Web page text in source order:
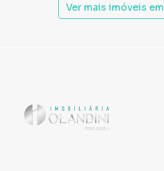
Ver mais imóveis em